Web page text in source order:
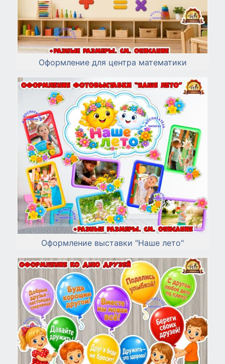
Оформление для центра математики
Оформление выставки "Наше лето"